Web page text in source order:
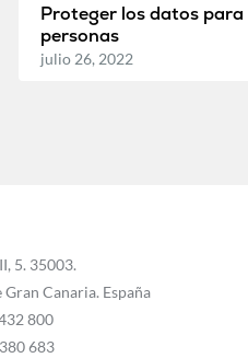
Proteger los datos
personas
julio 26, 2022
5. 35003.
Gran Canaria. España
800
683